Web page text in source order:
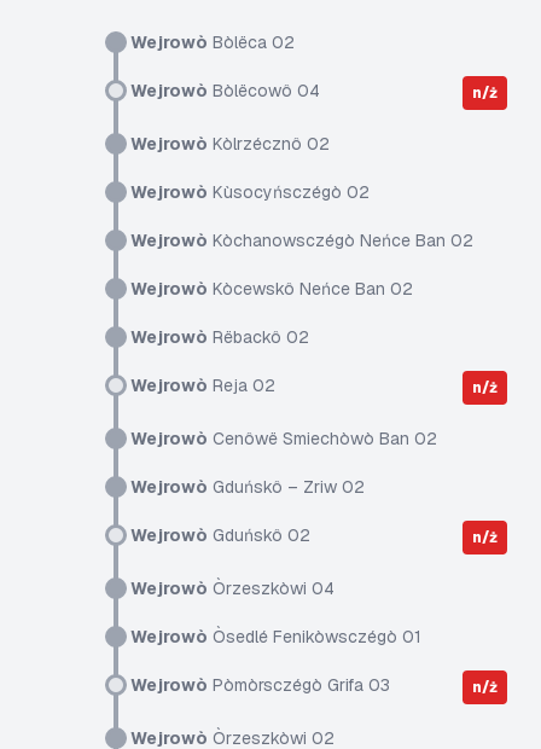
Wejrowò Bòlëca 02
Wejrowò Bòlëcowô 04 n/ż
Wejrowò Kòlrzécznô 02
Wejrowò Kùsocyńsczégò 02
Wejrowò Kòchanowsczégò Neńce Ban 02
Wejrowò Kòcewskô Neńce Ban 02
Wejrowò Rëbackô 02
Wejrowò Reja 02 n/ż
Wejrowò Cenôwë Smiechòwò Ban 02
Wejrowò Gduńskô – Zriw 02
Wejrowò Gduńskô 02 n/ż
Wejrowò Òrzeszkòwi 04
Wejrowò Òsedlé Fenikòwsczégò 01
Wejrowò Pòmòrsczégò Grifa 03 n/ż
Wejrowò Òrzeszkòwi 02